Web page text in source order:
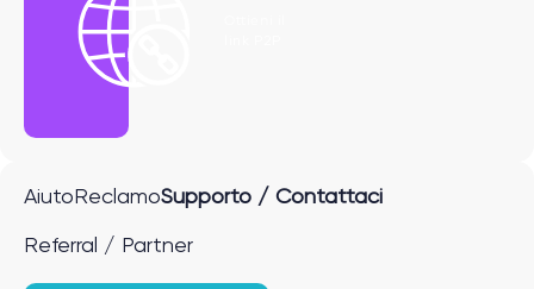
Aiuto ReclamoSupporto / Contattaci
Referral / Partner